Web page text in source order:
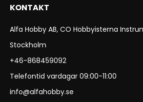
KONTAKT
Alfa Hobby AB, CO Hobbyisterna
Stockholm
+46-868459092
Telefontid vardagar 09:00-11:00
info@alfahobby.se